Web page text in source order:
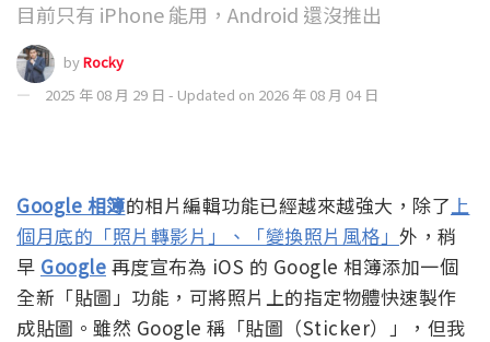
目前只有 iPhone 能用，Android 還沒推出
byRocky
2025 年 08 月 29 日 - Updated on 2026 年 08 月 04 日
Google 相簿的相片編輯功能已經越來越強大，除了 上
個月底的「照片轉影片」、「變換照片風格」 外，稍
早 Google 再度宣布為 iOS 的 Google 相簿添加一個
全新「貼圖」功能，可將照片上的指定物體快速製作
成貼圖。雖然 Google 稱「貼圖（Sticker）」，但我